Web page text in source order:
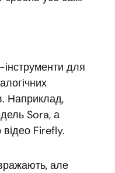
для
Наприклад,
Sora, а
Firefly.
але